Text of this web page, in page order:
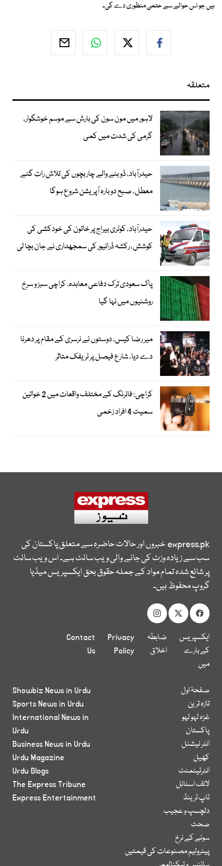
ہیں جو اس حوالے سے حتمی منظوری دے گی۔
متعلقہ
لاہور میں مون سون کی بارش سے موسم خوشگوار،
گرمی کی شدت میں کمی
حیدرآباد، ڈوبنے والے چار بچوں کی تلاش رات گئے
معطل، صبح دوبارہ آپریشن شروع ہوگا
حیدرآباد، کوٹری بیراج پر خاتون کی خودکشی کی
کوشش، رکشہ ڈرائیور کی سمجھداری نے جان بچا لی
پاک سعودی ترک دفاعی معاہدہ، کراچی سبز و سرخ
روشنیوں میں نہا گیا
میر رضا کیس، دوستوں نے نرسری کے مقام پر دھرنا
دے دیا، شارع فیصل پر ٹریفک متاثر
کراچی: فائرنگ کے مختلف واقعات میں 2 خواتین
سمیت 4 افراد زخمی
express.pkخبروں اور حالات حاضرہ سے متعلق پاکستان کی
سب سے زیادہ وزٹ کی جانے والی ویب سائٹ ہے۔ اس ویب سائٹ
پر شائع شدہ تمام مواد کے جملہ حقوق بحق ایکسپریس میڈیا
گروپ محفوظ ہیں۔
ایکسپریس
کے بارے
میں
ضابطہ
اخلاق
Privacy
Policy
Contact
Us
صفحۂ اول
تازہ ترین
غزہ لہو لہو
پاکستان
انٹر نیشنل
کھیل
انٹرٹینمنٹ
لائف اسٹائل
ٹاپ ٹرینڈ
دلچسپ و عجیب
صحت
سونے کے نرخ
پیٹرولیم مصنوعات کی قیمتیں
Showbiz News in Urdu
Sports News in Urdu
International News in
Urdu
Business News in Urdu
Urdu Magazine
Urdu Blogs
The Express Tribune
Express Entertainment